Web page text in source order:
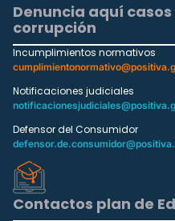
Denuncia aquí
corrupción
Incumplimientos normativos
Notificaciones judiciales
Defensor del Consumidor
Contactos plan de